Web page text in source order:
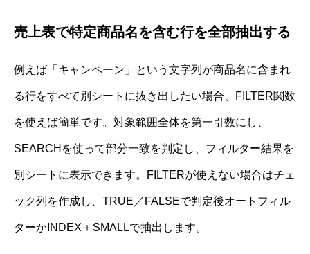
売上表で特定商品名を含む行を全部抽出する
例えば「キャンペーン」という文字列が商品名に含まれ
る行をすべて別シートに抜き出したい場合、FILTER関数
を使えば簡単です。対象範囲全体を第一引数にし、
SEARCHを使って部分一致を判定し、フィルター結果を
別シートに表示できます。FILTERが使えない場合はチェ
ック列を作成し、TRUE／FALSEで判定後オートフィル
ターかINDEX＋SMALLで抽出します。